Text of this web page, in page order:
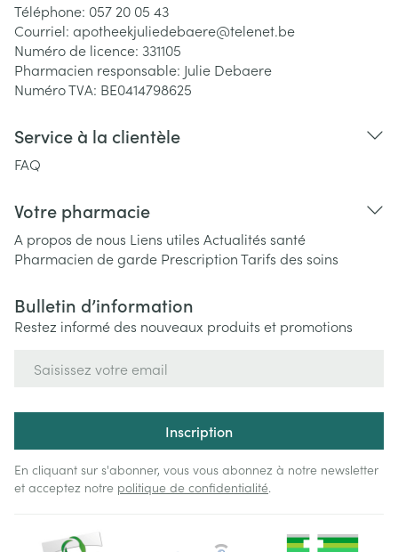
Téléphone: 057 20 05 43
Courriel: apotheekjuliedebaere@telenet.be
Numéro de licence: 331105
Pharmacien responsable: Julie Debaere
Numéro TVA: BE0414798625
Service à la clientèle
FAQ
Votre pharmacie
A propos de nous Liens utiles Actualités santé
Pharmacien de garde PrescriptionTarifs des soins
Bulletin d’information
Restez informé des nouveaux produits et promotions
Inscription
En cliquant sur s'abonner, vous vous abonnez à notre newsletter
et acceptez notre politique de confidentialité.